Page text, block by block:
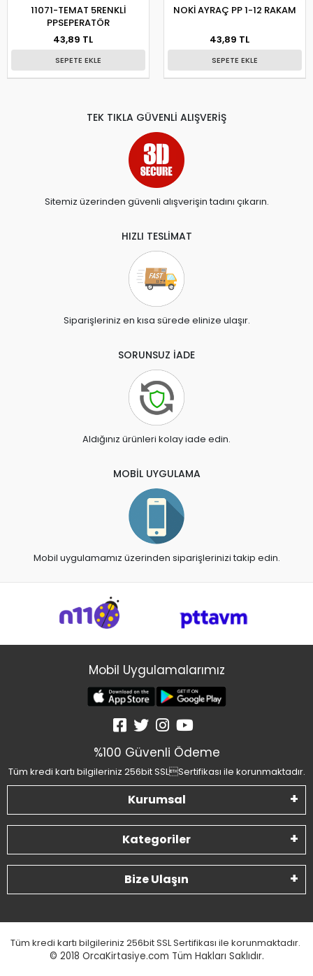
11071-TEMAT 5RENKLİ
PPSEPERATÖR
43,89 TL
SEPETE EKLE
NOKİ AYRAÇ PP 1-12 RAKAM
43,89 TL
SEPETE EKLE
TEK TIKLA GÜVENLİ ALIŞVERİŞ
Sitemiz üzerinden güvenli alışverişin tadını çıkarın.
HIZLI TESLİMAT
Siparişleriniz en kısa sürede elinize ulaşır.
SORUNSUZ İADE
Aldığınız ürünleri kolay iade edin.
MOBİL UYGULAMA
Mobil uygulamamız üzerinden siparişlerinizi takip edin.
Mobil Uygulamalarımız
%100 Güvenli Ödeme
Tüm kredi kartı bilgileriniz 256bit SSLSertifikası ile korunmaktadır.
Kurumsal
Kategoriler
Bize Ulaşın
Tüm kredi kartı bilgileriniz 256bit SSL Sertifikası ile korunmaktadır.
© 2018 OrcaKirtasiye.com Tüm Hakları Saklıdır.